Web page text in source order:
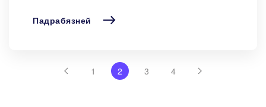
Падрабязней
1 2 3 4